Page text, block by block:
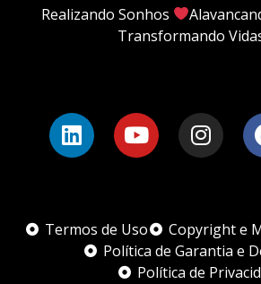
Realizando Sonhos
Transformando
Termos de Uso
Copyright e
Política de Garantia e
Política de